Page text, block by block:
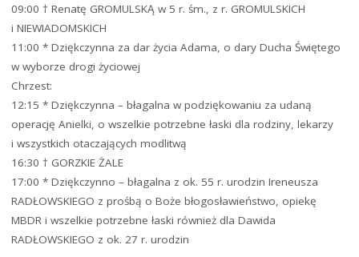
09:00 † Renatę GROMULSKĄ w 5 r. śm., z r. GROMULSKICH
i NIEWIADOMSKICH
11:00 * Dziękczynna za dar życia Adama, o dary Ducha Świętego
w wyborze drogi życiowej
Chrzest:
12:15 * Dziękczynna – błagalna w podziękowaniu za udaną
operację Anielki, o wszelkie potrzebne łaski dla rodziny, lekarzy
i wszystkich otaczających modlitwą
16:30 † GORZKIE ŻALE
17:00 * Dziękczynno – błagalna z ok. 55 r. urodzin Ireneusza
RADŁOWSKIEGO z prośbą o Boże błogosławieństwo, opiekę
MBDR i wszelkie potrzebne łaski również dla Dawida
RADŁOWSKIEGO z ok. 27 r. urodzin